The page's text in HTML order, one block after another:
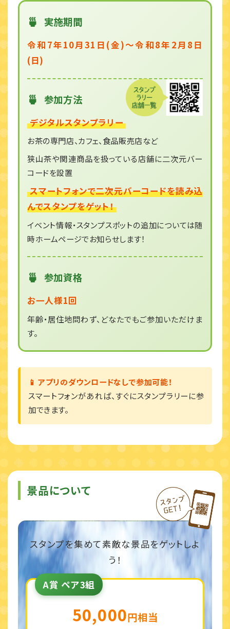
実施期間
令和7年10月31日(金)〜令和8年2月8日
(日)
参加方法
デジタルスタンプラリー
お茶の専門店、カフェ、食品販売店など
狭山茶や関連商品を扱っている店舗に二次元バー
コードを設置
スマートフォンで二次元バーコードを読み込
んでスタンプをゲット！
イベント情報・スタンプスポットの追加については随
時ホームページでお知らせします！
参加資格
お一人様1回
年齢・居住地問わず、どなたでもご参加いただけま
す。
📱 アプリのダウンロードなしで参加可能！
スマートフォンがあれば、すぐにスタンプラリーに参
加できます。
景品について
スタンプを集めて素敵な景品をゲットしよ
う！
A賞 ペア3組
50,000円相当